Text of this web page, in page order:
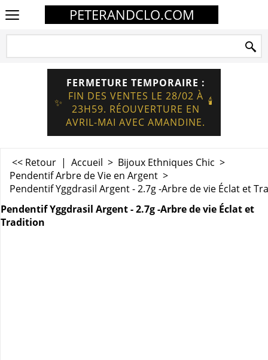
PETERANDCLO.COM
✨
FERMETURE TEMPORAIRE :
FIN DES VENTES LE 28/02 À
23H59. RÉOUVERTURE EN
AVRIL-MAI AVEC AMANDINE.
🕯️
<< Retour | Accueil > Bijoux Ethniques Chic >
Pendentif Arbre de Vie en Argent >
Pendentif Yggdrasil Argent - 2.7g -Arbre de vie Éclat et
Pendentif Yggdrasil Argent - 2.7g -Arbre de vie Éclat et
Tradition